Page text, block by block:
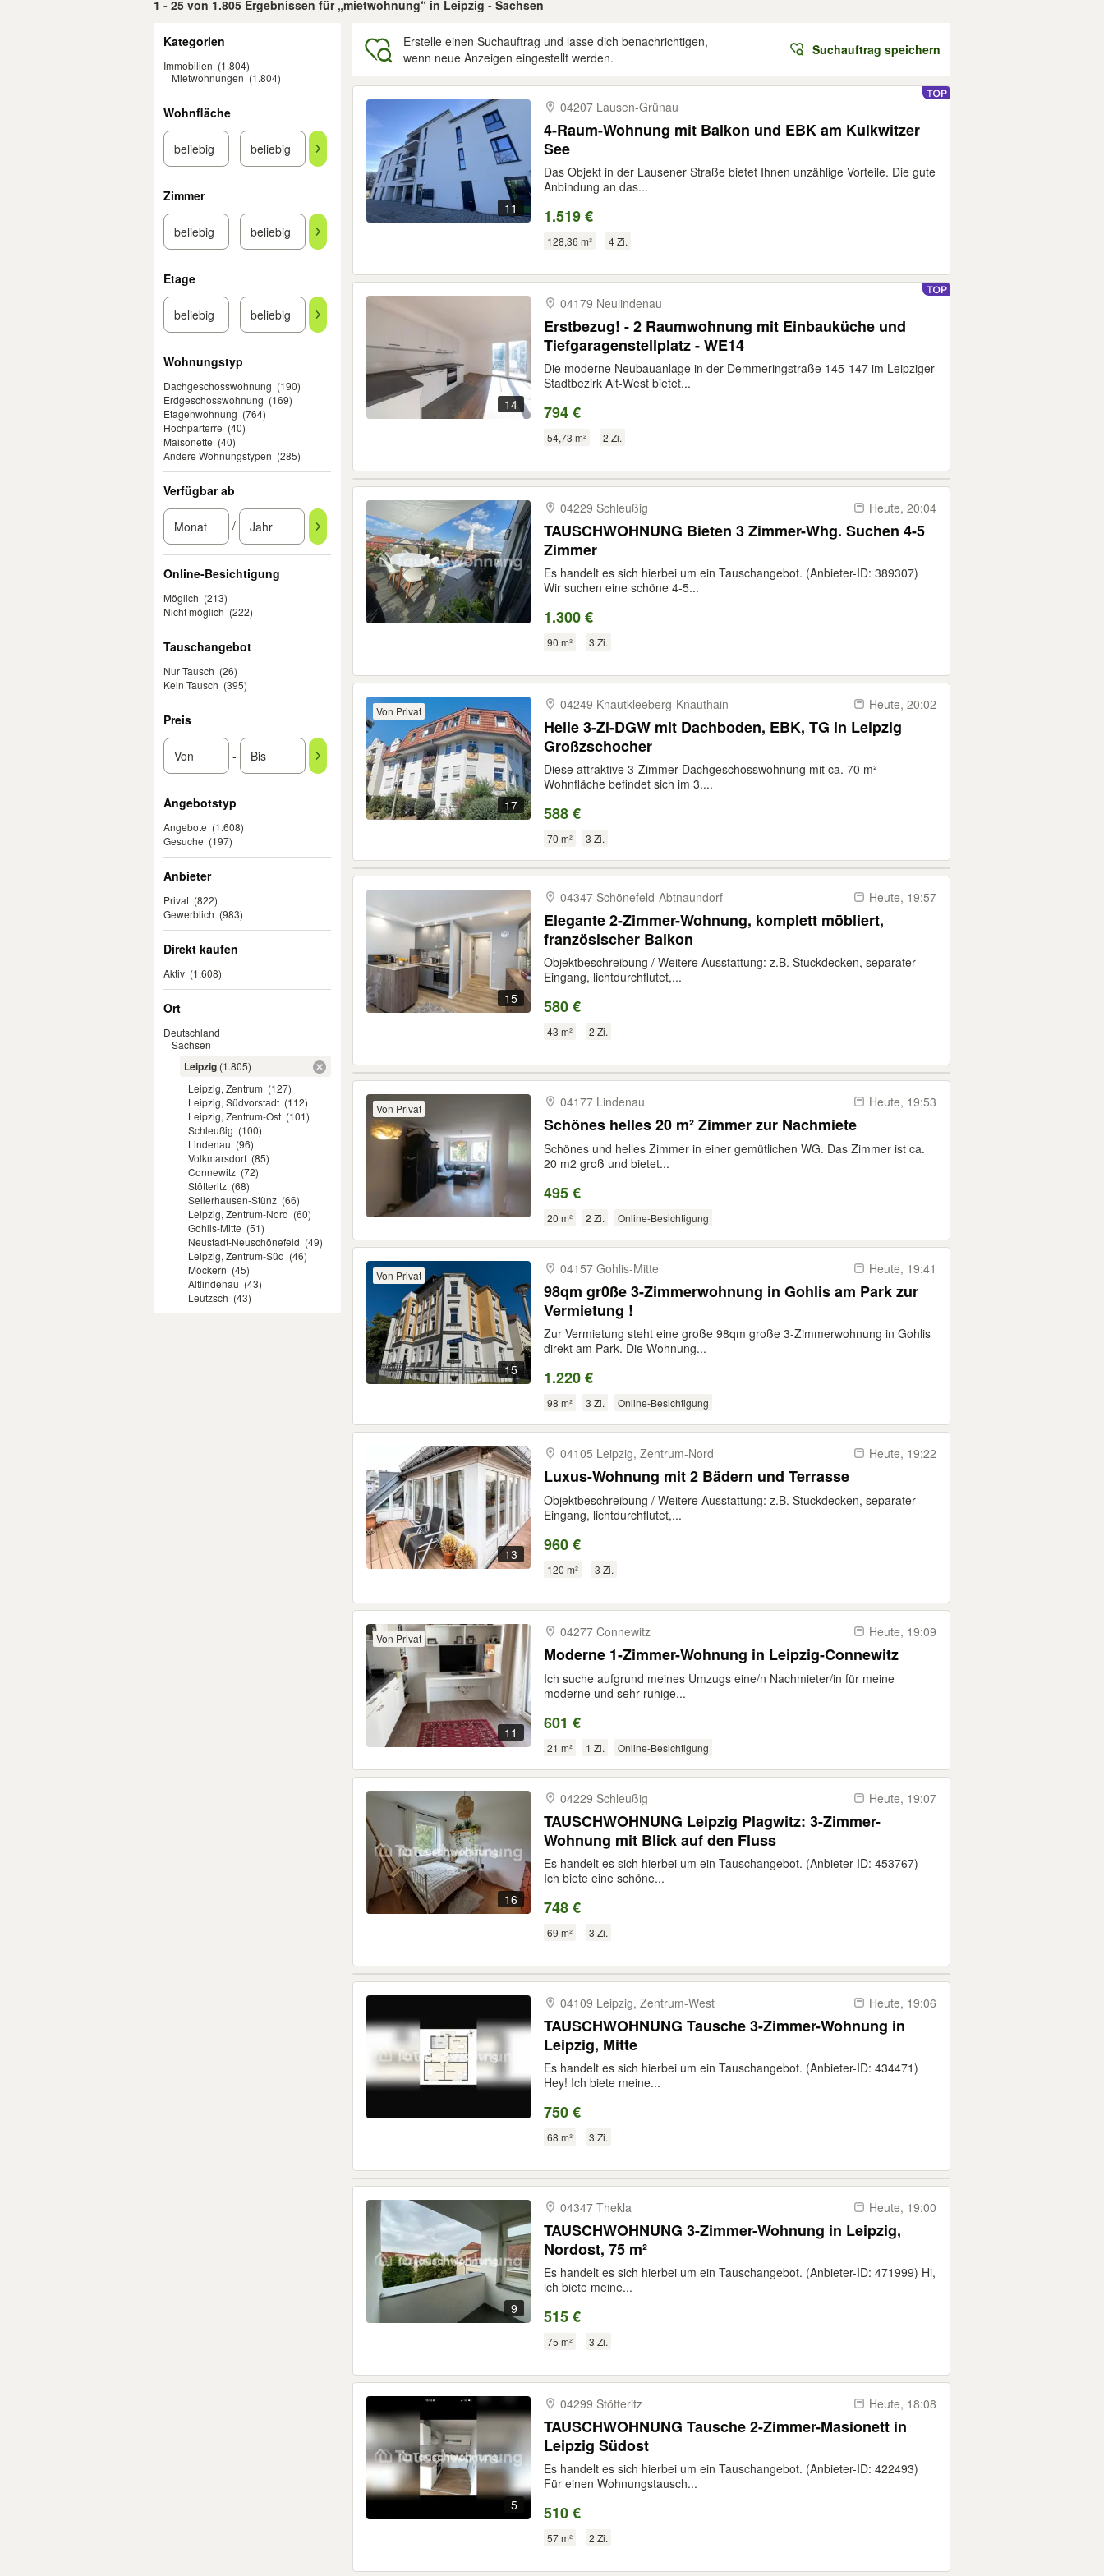
1 - 25 von 1.805 Ergebnissen für „mietwohnung“ in Leipzig - Sachsen
Kategorien
Immobilien (1.804)
Mietwohnungen (1.804)
Wohnfläche
-
Zimmer
-
Etage
-
Wohnungstyp
Dachgeschosswohnung (190)
Erdgeschosswohnung (169)
Etagenwohnung (764)
Hochparterre (40)
Maisonette (40)
Andere Wohnungstypen (285)
Verfügbar ab
/
Online-Besichtigung
Möglich (213)
Nicht möglich (222)
Tauschangebot
Nur Tausch (26)
Kein Tausch (395)
Preis
-
Angebotstyp
Angebote (1.608)
Gesuche (197)
Anbieter
Privat (822)
Gewerblich (983)
Direkt kaufen
Aktiv (1.608)
Ort
Deutschland
Sachsen
Leipzig (1.805)
Leipzig, Zentrum (127)
Leipzig, Südvorstadt (112)
Leipzig, Zentrum-Ost (101)
Schleußig (100)
Lindenau (96)
Volkmarsdorf (85)
Connewitz (72)
Stötteritz (68)
Sellerhausen-Stünz (66)
Leipzig, Zentrum-Nord (60)
Gohlis-Mitte (51)
Neustadt-Neuschönefeld (49)
Leipzig, Zentrum-Süd (46)
Möckern (45)
Altlindenau (43)
Leutzsch (43)
Erstelle einen Suchauftrag und lasse dich benachrichtigen,
wenn neue Anzeigen eingestellt werden.
Suchauftrag speichern
11
04207 Lausen-​Grünau
4-Raum-Wohnung mit Balkon und EBK am Kulkwitzer
See
Das Objekt in der Lausener Straße bietet Ihnen unzählige Vorteile. Die gute
Anbindung an das...
1.519 €
128,36 m² 4 Zi.
14
04179 Neulindenau
Erstbezug! - 2 Raumwohnung mit Einbauküche und
Tiefgaragenstellplatz - WE14
Die moderne Neubauanlage in der Demmeringstraße 145-147 im Leipziger
Stadtbezirk Alt-West bietet...
794 €
54,73 m² 2 Zi.
04229 Schleußig Heute, 20:04
TAUSCHWOHNUNG Bieten 3 Zimmer-Whg. Suchen 4-5
Zimmer
Es handelt es sich hierbei um ein Tauschangebot. (Anbieter-ID: 389307)
Wir suchen eine schöne 4-5...
1.300 €
90 m² 3 Zi.
17
Von Privat 04249 Knautkleeberg-​Knauthain Heute, 20:02
Helle 3-Zi-DGW mit Dachboden, EBK, TG in Leipzig
Großzschocher
Diese attraktive 3-Zimmer-Dachgeschosswohnung mit ca. 70 m²
Wohnfläche befindet sich im 3....
588 €
70 m² 3 Zi.
15
04347 Schönefeld-​Abtnaundorf Heute, 19:57
Elegante 2-Zimmer-Wohnung, komplett möbliert,
französischer Balkon
Objektbeschreibung / Weitere Ausstattung: z.B. Stuckdecken, separater
Eingang, lichtdurchflutet,...
580 €
43 m² 2 Zi.
Von Privat 04177 Lindenau Heute, 19:53
Schönes helles 20 m² Zimmer zur Nachmiete
Schönes und helles Zimmer in einer gemütlichen WG. Das Zimmer ist ca.
20 m2 groß und bietet...
495 €
20 m² 2 Zi. Online-Besichtigung
15
Von Privat 04157 Gohlis-​Mitte Heute, 19:41
98qm gr0ße 3-Zimmerwohnung in Gohlis am Park zur
Vermietung !
Zur Vermietung steht eine große 98qm große 3-Zimmerwohnung in Gohlis
direkt am Park. Die Wohnung...
1.220 €
98 m² 3 Zi. Online-Besichtigung
13
04105 Leipzig, Zentrum-​Nord Heute, 19:22
Luxus-Wohnung mit 2 Bädern und Terrasse
Objektbeschreibung / Weitere Ausstattung: z.B. Stuckdecken, separater
Eingang, lichtdurchflutet,...
960 €
120 m² 3 Zi.
11
Von Privat 04277 Connewitz Heute, 19:09
Moderne 1-Zimmer-Wohnung in Leipzig-Connewitz
Ich suche aufgrund meines Umzugs eine/n Nachmieter/in für meine
moderne und sehr ruhige...
601 €
21 m² 1 Zi. Online-Besichtigung
16
04229 Schleußig Heute, 19:07
TAUSCHWOHNUNG Leipzig Plagwitz: 3-Zimmer-
Wohnung mit Blick auf den Fluss
Es handelt es sich hierbei um ein Tauschangebot. (Anbieter-ID: 453767)
Ich biete eine schöne...
748 €
69 m² 3 Zi.
04109 Leipzig, Zentrum-​West Heute, 19:06
TAUSCHWOHNUNG Tausche 3-Zimmer-Wohnung in
Leipzig, Mitte
Es handelt es sich hierbei um ein Tauschangebot. (Anbieter-ID: 434471)
Hey! Ich biete meine...
750 €
68 m² 3 Zi.
9
04347 Thekla Heute, 19:00
TAUSCHWOHNUNG 3-Zimmer-Wohnung in Leipzig,
Nordost, 75 m²
Es handelt es sich hierbei um ein Tauschangebot. (Anbieter-ID: 471999) Hi,
ich biete meine...
515 €
75 m² 3 Zi.
5
04299 Stötteritz Heute, 18:08
TAUSCHWOHNUNG Tausche 2-Zimmer-Masionett in
Leipzig Südost
Es handelt es sich hierbei um ein Tauschangebot. (Anbieter-ID: 422493)
Für einen Wohnungstausch...
510 €
57 m² 2 Zi.